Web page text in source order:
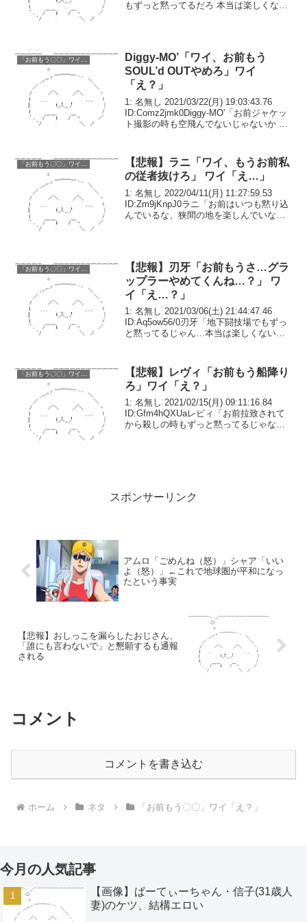
もずっと黙ってるだろ 本当は楽しくない
Diggy-MO’「ワイ、お前もう
SOUL’d OUTやめろ」ワイ
「え？」
1: 名無し 2021/03/22(月) 19:03:43.76
ID:Comz2jmk0Diggy-MO'「お前ジャケッ
ト撮影の時も空飛んでないじゃないか 本
「お前もう〇〇」ワイ「え？」
【悲報】ラニ「ワイ、もうお前私
の従者抜けろ」 ワイ「え…」
1: 名無し 2022/04/11(月) 11:27:59.53
ID:Zm9jKnpJ0ラニ「お前はいつも黙り込
んでいるな、狭間の地を楽しんでいない
「お前もう〇〇」ワイ「え？」
【悲報】刃牙「お前もうさ…グラ
ップラーやめてくんね…？」 ワ
イ「え…？」
1: 名無し 2021/03/06(土) 21:44:47.46
ID:Aq5ow56/0刃牙「地下闘技場でもずっ
と黙ってるじゃん…本当は楽しくないん
やらしい目つきで見て...
【悲報】レヴィ「お前もう船降り
ろ」ワイ「え？」
1: 名無し 2021/02/15(月) 09:11:16.84
ID:Gfm4hQXUaレビィ「お前拉致されて
から殺しの時もずっと黙ってるじゃない
スポンサーリンク
アムロ「ごめんね（怒）」シャア「いい
よ（怒）」←これで地球圏が平和になっ
たという事実
【悲報】おしっこを漏らしたおじさん、
「誰にも言わないで」と懇願するも通報
される
コメント
コメントを書き込む
ホーム ネタ 「お前もう〇〇」ワイ「え？」
今月の人気記事
【画像】ぱーてぃーちゃん・信子(31歳人
妻)のケツ、結構エロい